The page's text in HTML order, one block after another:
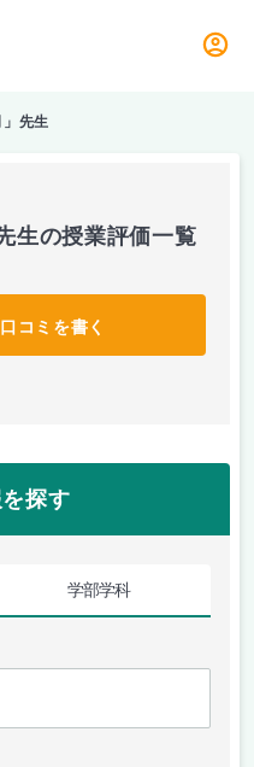
」先生
生の授業評価一覧
コミを書く
探す
学部学科